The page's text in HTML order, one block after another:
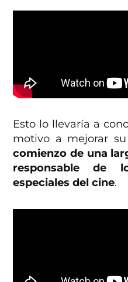
Esto lo llevaría a
motivo a mejorar su
comienzo de una
responsable de
especiales del cine.